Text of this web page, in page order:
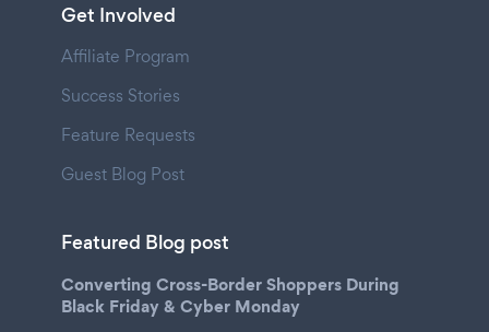
Get Involved
Affiliate Program
Success Stories
Feature Requests
Guest Blog Post
Featured Blog post
Converting Cross-Border Shoppers During
Black Friday & Cyber Monday